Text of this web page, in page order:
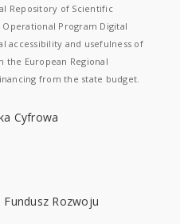
Repository of Scientific
Program Digital
accessibility and usefulness of
European Regional
from the state budget.